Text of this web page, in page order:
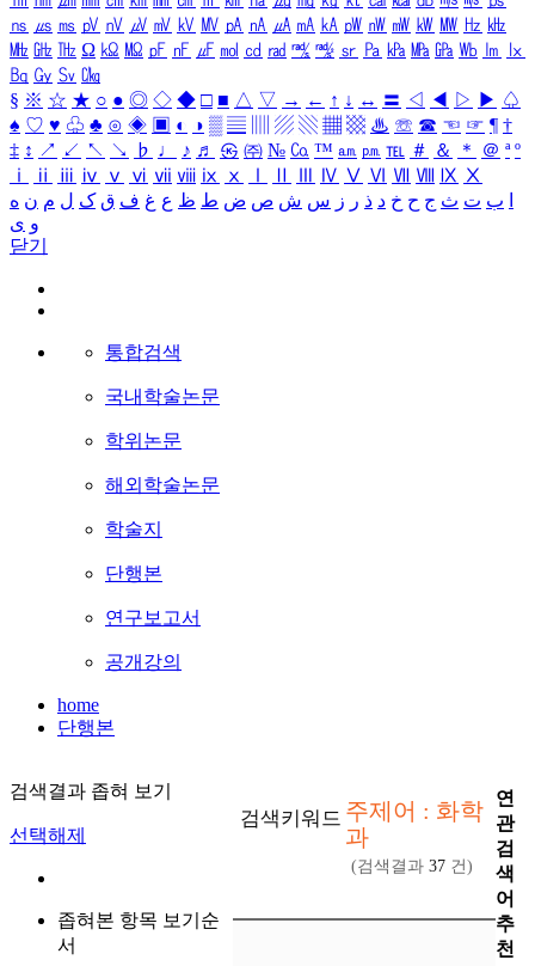
㎱ ㎲ ㎳ ㎴ ㎵ ㎶ ㎷ ㎸ ㎹ ㎀ ㎁ ㎂ ㎃ ㎄ ㎺ ㎻ ㎽ ㎾ ㎿ ㎐ ㎑
㎒ ㎓ ㎔ Ω ㏀ ㏁ ㎊ ㎋ ㎌ ㏖ ㏅ ㎭ ㎮ ㎯ ㏛ ㎩ ㎪ ㎫ ㎬ ㏝ ㏐
㏓
㏃ ㏉ ㏜ ㏆
§ ※ ☆ ★ ○ ● ◎ ◇ ◆ □ ■ △ ▽ → ← ↑ ↓ ↔ 〓 ◁ ◀ ▷ ▶ ♤
♠ ♡ ♥ ♧ ♣ ⊙ ◈ ▣ ◐ ◑ ▒ ▤ ▨ ▧ ▦ ▩ ♨ ☏ ☎ ☜ ☞ ¶ †
‡ ↕ ↗ ↙ ↖ ↘ ♭ ♩ ♪ ♬ ㉿ ㈜ № ㏇ ™ ㏂ ㏘ ℡ ＃ ＆ ＊ ＠ ª º
ⅰ
ⅱ ⅲ ⅳ ⅴ ⅵ ⅶ ⅷ ⅸ ⅹ Ⅳ Ⅴ Ⅵ Ⅶ Ⅷ Ⅸ Ⅹ
ب ت ث ج ح خ د ذ ر ز س ش ص ض ط ظ ع غ ف ق ک ل م ن ه
و ی
닫기
통합검색
국내학술논문
학위논문
해외학술논문
학술지
단행본
연구보고서
공개강의
home
단행본
검색결과 좁혀 보기
선택해제
좁혀본 항목 보기순
서
검색키워드 주제어 : 화학
과
(검색결과 37 건)
연
관
검
색
어
추
천